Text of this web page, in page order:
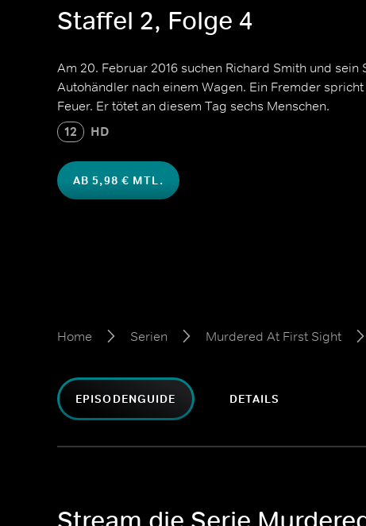
Staffel 2, Folge 4
Am 20. Februar 2016 suchen Richard Smith und sein
Autohändler nach einem Wagen. Ein Fremder
Feuer. Er tötet an diesem Tag sechs Menschen.
12 HD
AB 5,98 € MTL.
Home Serien Murdered At First Sight
EPISODENGUIDE DETAILS